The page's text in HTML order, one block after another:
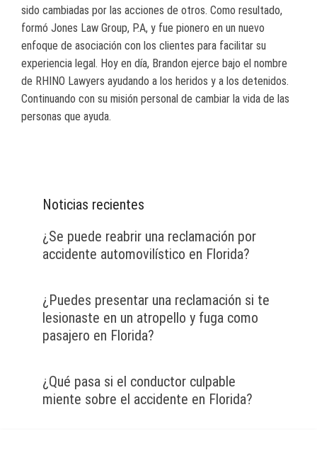
sido cambiadas por las acciones de otros. Como resultado,
formó Jones Law Group, P.A, y fue pionero en un nuevo
enfoque de asociación con los clientes para facilitar su
experiencia legal. Hoy en día, Brandon ejerce bajo el nombre
de RHINO Lawyers ayudando a los heridos y a los detenidos.
Continuando con su misión personal de cambiar la vida de las
personas que ayuda.
Noticias recientes
¿Se puede reabrir una reclamación por
accidente automovilístico en Florida?
¿Puedes presentar una reclamación si te
lesionaste en un atropello y fuga como
pasajero en Florida?
¿Qué pasa si el conductor culpable
miente sobre el accidente en Florida?